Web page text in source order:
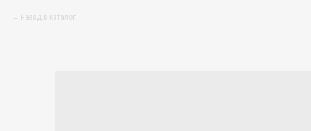
назад в каталог